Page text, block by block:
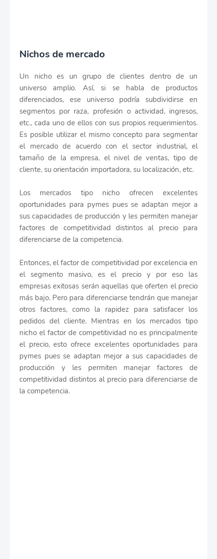
Nichos de mercado
Un nicho es un grupo de clientes dentro de un
universo amplio. Así, si se habla de productos
diferenciados, ese universo podría subdividirse en
segmentos por raza, profesión o actividad, ingresos,
etc., cada uno de ellos con sus propios requerimientos.
Es posible utilizar el mismo concepto para segmentar
el mercado de acuerdo con el sector industrial, el
tamaño de la empresa, el nivel de ventas, tipo de
cliente, su orientación importadora, su localización, etc.
Los mercados tipo nicho ofrecen excelentes
oportunidades para pymes pues se adaptan mejor a
sus capacidades de producción y les permiten manejar
factores de competitividad distintos al precio para
diferenciarse de la competencia.
Entonces, el factor de competitividad por excelencia en
el segmento masivo, es el precio y por eso las
empresas exitosas serán aquellas que oferten el precio
más bajo. Pero para diferenciarse tendrán que manejar
otros factores, como la rapidez para satisfacer los
pedidos del cliente. Mientras en los mercados tipo
nicho el factor de competitividad no es principalmente
el precio, esto ofrece excelentes oportunidades para
pymes pues se adaptan mejor a sus capacidades de
producción y les permiten manejar factores de
competitividad distintos al precio para diferenciarse de
la competencia.